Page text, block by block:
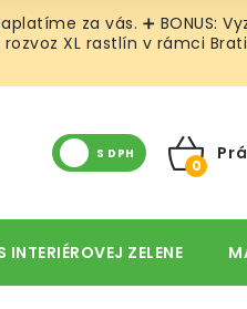
za vás. ➕ BONUS:
XL rastlín v rámci
S DPH
INTERIÉROVEJ ZELENE